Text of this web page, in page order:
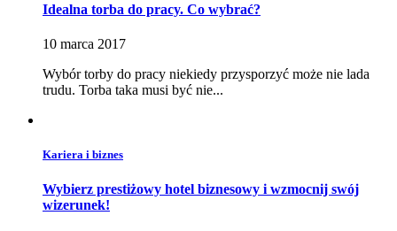
Idealna torba do pracy. Co wybrać?
10 marca 2017
Wybór torby do pracy niekiedy przysporzyć może nie lada
trudu. Torba taka musi być nie...
Kariera i biznes
Wybierz prestiżowy hotel biznesowy i wzmocnij swój
wizerunek!